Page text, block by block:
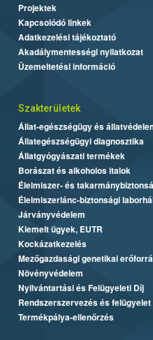
Projektek
Kapcsolódó linkek
Adatkezelési tájékoztató
Akadálymentességi nyilatkozat
Üzemeltetési információ
Szakterületek
Állat-egészségügy és
Állategészségügyi diagnosztika
Állatgyógyászati termékek
Borászat és alkoholos italok
Élelmiszer- és
Élelmiszerlánc-biztonsági
Járványvédelem
Kiemelt ügyek, EUTR
Kockázatkezelés
Mezőgazdasági genetikai
Növényvédelem
Nyilvántartási és Felügyeleti Díj
Rendszerszervezés és felügyelet
Termékpálya-ellenőrzés